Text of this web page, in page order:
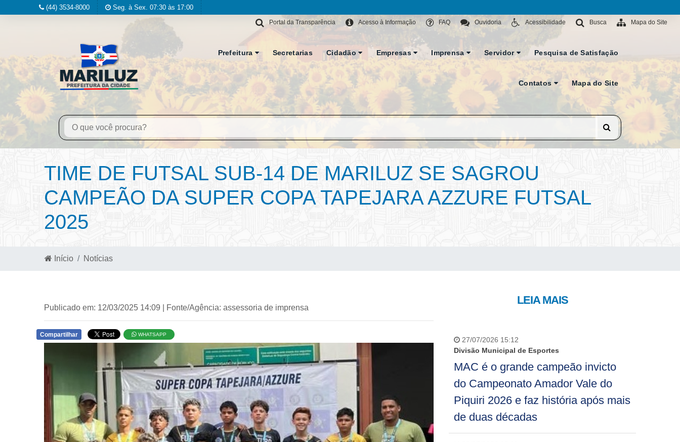
(44) 3534-8000 Seg. à Sex. 07:30 às 17:00
Mapa do Site
Busca
Acessibilidade
Ouvidoria
FAQ
Acesso à Informação
Portal da Transparência
Prefeitura Secretarias Cidadão Empresas Imprensa Servidor Pesquisa de Satisfação
Contatos Mapa do Site
TIME DE FUTSAL SUB-14 DE MARILUZ SE SAGROU
CAMPEÃO DA SUPER COPA TAPEJARA AZZURE FUTSAL
2025
Início Notícias
Publicado em: 12/03/2025 14:09 | Fonte/Agência: assessoria de imprensa
Compartilhar WHATSAPP
LEIA MAIS
27/07/2026 15:12
Divisão Municipal de Esportes
MAC é o grande campeão invicto
do Campeonato Amador Vale do
Piquiri 2026 e faz história após mais
de duas décadas